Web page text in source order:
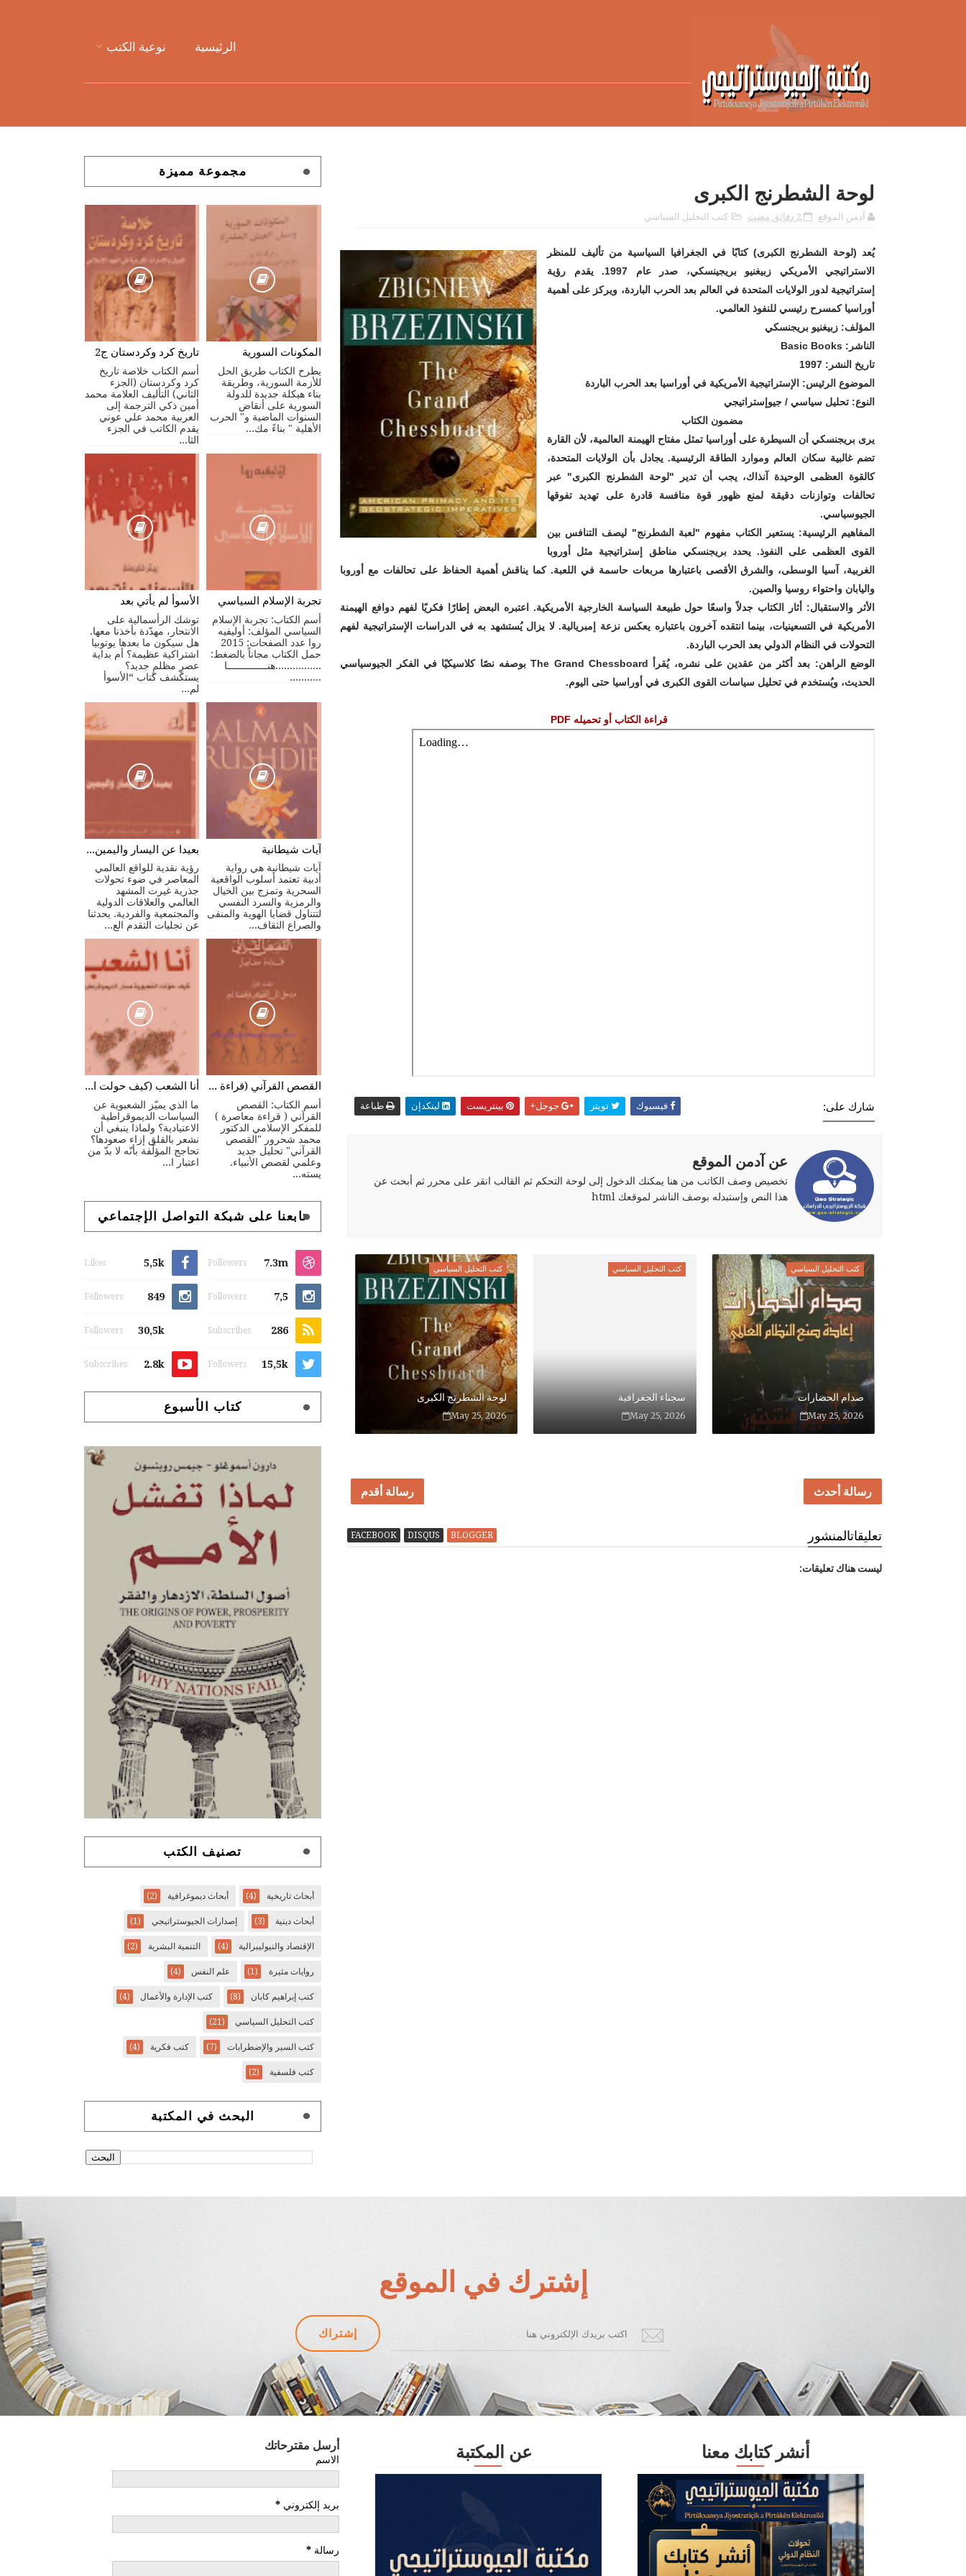
الرئيسية نوعية الكتب
لوحة الشطرنج الكبرى
آدمن الموقع 2 دقائق مضت كتب التحليل السياسي
يُعد (لوحة الشطرنج الكبرى) كتابًا في الجغرافيا السياسية من تأليف للمنظر
الاستراتيجي الأمريكي زبيغنيو بريجينسكي
، صدر عام 1997. يقدم رؤية
إستراتيجية لدور الولايات المتحدة في العالم بعد الحرب الباردة، ويركز على أهمية
أوراسيا كمسرح رئيسي للنفوذ العالمي.
المؤلف: زبيغنيو بريجنسكي
الناشر: Basic Books
تاريخ النشر: 1997
الموضوع الرئيس: الإستراتيجية الأمريكية في أوراسيا بعد الحرب الباردة
النوع: تحليل سياسي / جيوإستراتيجي
مضمون الكتاب
يرى بريجنسكي أن السيطرة على أوراسيا تمثل مفتاح الهيمنة العالمية، لأن القارة
تضم غالبية سكان العالم وموارد الطاقة الرئيسية. يجادل بأن الولايات المتحدة،
كالقوة العظمى الوحيدة آنذاك، يجب أن تدير "لوحة الشطرنج الكبرى" عبر
تحالفات وتوازنات دقيقة لمنع ظهور قوة منافسة قادرة على تهديد تفوقها
الجيوسياسي.
المفاهيم الرئيسية: يستعير الكتاب مفهوم "لعبة الشطرنج" ليصف التنافس بين
القوى العظمى على النفوذ. يحدد بريجنسكي مناطق إستراتيجية مثل أوروبا
الغربية، آسيا الوسطى، والشرق الأقصى باعتبارها مربعات حاسمة في اللعبة. كما يناقش أهمية الحفاظ على تحالفات مع أوروبا
واليابان واحتواء روسيا والصين.
الأثر والاستقبال: أثار الكتاب جدلاً واسعًا حول طبيعة السياسة الخارجية الأمريكية. اعتبره البعض إطارًا فكريًا لفهم دوافع الهيمنة
الأمريكية في التسعينيات، بينما انتقده آخرون باعتباره يعكس نزعة إمبريالية. لا يزال يُستشهد به في الدراسات الإستراتيجية لفهم
التحولات في النظام الدولي بعد الحرب الباردة.
الوضع الراهن
: بعد أكثر من عقدين على نشره، يُقرأ The Grand Chessboard بوصفه نصًا كلاسيكيًا في الفكر الجيوسياسي
الحديث، ويُستخدم في تحليل سياسات القوى الكبرى في أوراسيا حتى اليوم.
قراءة الكتاب أو تحميله PDF
شارك على: فيسبوك تويتر جوجل+ بينتريست لينكدإن طباعة
عن آدمن الموقع
تخصيص وصف الكاتب من هنا يمكنك الدخول إلى لوحة التحكم ثم القالب انقر على محرر ثم أبحث عن
هذا النص وإستبدله بوصف الناشر لموقعك html
كتب التحليل السياسي
صدام الحضارات
May 25, 2026
كتب التحليل السياسي
سجناء الجغرافية
May 25, 2026
كتب التحليل السياسي
لوحة الشطرنج الكبرى
May 25, 2026
رسالة أحدث رسالة أقدم
تعليقاتالمنشور BLOGGER
DISQUS
FACEBOOK
ليست هناك تعليقات:
مجموعة مميزة
المكونات السورية
يطرح الكتاب طريق الحل
للأزمة السورية، وطريقة
بناء هيكلة جديدة للدولة
السورية على أنقاض
السنوات الماضية و" الحرب
الأهلية " بناءً مك...
تاريخ كرد وكردستان ج2
أسم الكتاب خلاصة تاريخ
كرد وكردستان (الجزء
الثاني) التأليف العلامة محمد
أمين ذكي الترجمة إلى
العربية محمد علي عوني
يقدم الكاتب في الجزء
الثا...
تجربة الإسلام السياسي
أسم الكتاب: تجربة الإسلام
السياسي المؤلف: أوليفيه
روا عدد الصفحات: 2015
حمل الكتاب مجاناً بالضغط:
................هنــــــــــــــا
...........
الأسوأ لم يأتي بعد
توشك الرأسمالية على
الانتحار، مهدّدة بأخذنا معها.
هل سيكون ما بعدها يوتوبيا
اشتراكية عظيمة؟ أم بداية
عصرٍ مظلمٍ جديد؟
يستكشف كتاب “الأسوأ
لم...
آيات شيطانية
آيات شيطانية هي رواية
أدبية تعتمد أسلوب الواقعية
السحرية وتمزج بين الخيال
والرمزية والسرد النفسي
لتتناول قضايا الهوية والمنفى
والصراع الثقاف...
بعيدا عن اليسار واليمين - مستقبل الثقافات الراديكالية
رؤية نقدية للواقع العالمي
المعاصر في ضوء تحولات
جذرية غيرت المشهد
العالمي والعلاقات الدولية
والمجتمعية والفردية. يحدثنا
عن تجليات التقدم الع...
القصص القرآني (قراءة معاصرة)
أسم الكتاب: القصص
القرآني ( قراءة معاصرة )
للمفكر الإسلامي الدكتور
محمد شحرور "القصص
القرآني" تحليل جديد
وعلمي لقصص الأنبياء.
يسته...
أنا الشعب (كيف حولت الشعبوية مسار الديموقراطية)
ما الذي يميّز الشعبوية عن
السياسات الديموقراطية
الاعتيادية؟ ولماذا ينبغي أن
نشعر بالقلق إزاء صعودها؟
تحاجج المؤلّفة بأنّه لا بدّ من
اعتبار ا...
تابعنا على شبكة التواصل الإجتماعي
7.3m
Followers
5,5k
Likes
7,5
Followers
849
Followers
286
Subscribes
30,5k
Followers
15,5k
Followers
2.8k
Subscribes
كتاب الأسبوع
تصنيف الكتب
أبحاث تاريخية (4) أبحاث ديموغرافية (2)
أبحاث دينية (3) إصدارات الجيوستراتيجي (1)
الإقتصاد والنيوليبرالية (4) التنمية البشرية (2)
روايات مثيرة (1) علم النفس (4)
كتب إبراهيم كابان (8) كتب الإدارة والأعمال (4)
كتب التحليل السياسي (21)
كتب السير والإضطرابات (7) كتب فكرية (4)
كتب فلسفية (2)
البحث في المكتبة
إشترك في الموقع
أنشر كتابك معنا عن المكتبة أرسل مقترحاتك
الاسم
بريد إلكتروني*
رسالة*